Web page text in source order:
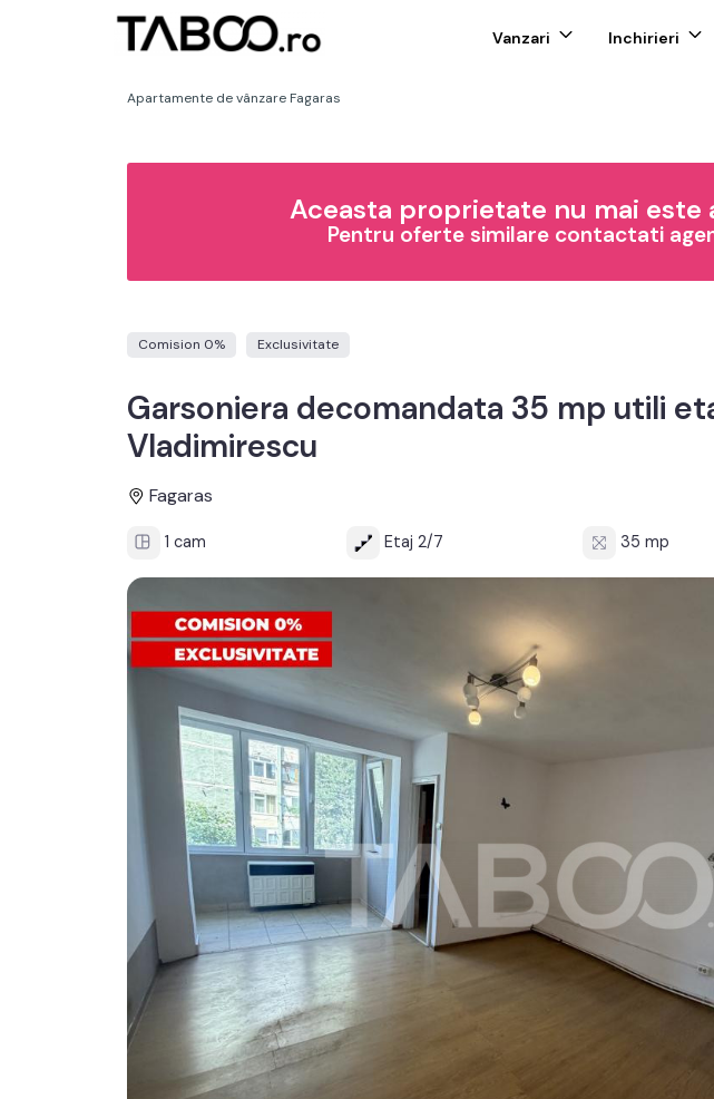
Vanzari Inchirieri
Apartamente de vânzare Fagaras
Aceasta proprietate nu mai este
Pentru oferte similare contactati
Comision 0% Exclusivitate
Garsoniera decomandata 35 mp utili
Vladimirescu
Fagaras
1 cam Etaj 2/7 35 mp